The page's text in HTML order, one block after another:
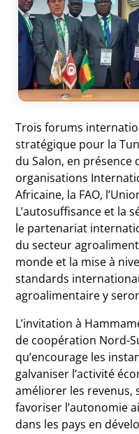
Trois forums
stratégique pour la
du Salon, en présence
organisations
Africaine, la FAO,
L’autosuffisance et la
le partenariat
du secteur
monde et la mise à
standards
agroalimentaire y
L’invitation à
de coopération Nord-
qu’encourage les
galvaniser l’activité
améliorer les revenus,
favoriser l’autonomie
dans les pays en